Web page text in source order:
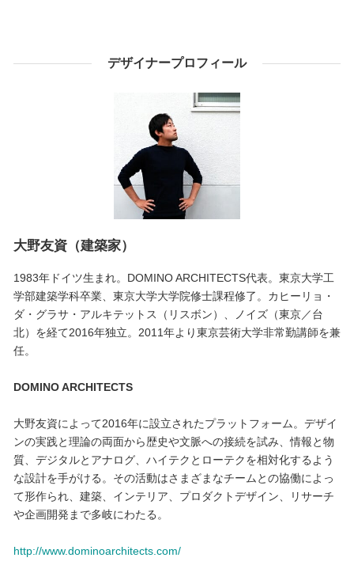
デザイナープロフィール
大野友資（建築家）
1983年ドイツ生まれ。DOMINO ARCHITECTS代表。東京大学工
学部建築学科卒業、東京大学大学院修士課程修了。カヒーリョ・
ダ・グラサ・アルキテットス（リスボン）、ノイズ（東京／台
北）を経て2016年独立。2011年より東京芸術大学非常勤講師を兼
任。
DOMINO ARCHITECTS
大野友資によって2016年に設立されたプラットフォーム。デザイ
ンの実践と理論の両面から歴史や文脈への接続を試み、情報と物
質、デジタルとアナログ、ハイテクとローテクを相対化するよう
な設計を手がける。その活動はさまざまなチームとの協働によっ
て形作られ、建築、インテリア、プロダクトデザイン、リサーチ
や企画開発まで多岐にわたる。
http://www.dominoarchitects.com/